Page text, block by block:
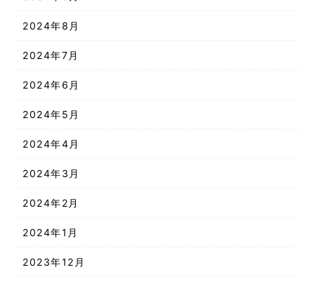
2024年8月
2024年7月
2024年6月
2024年5月
2024年4月
2024年3月
2024年2月
2024年1月
2023年12月